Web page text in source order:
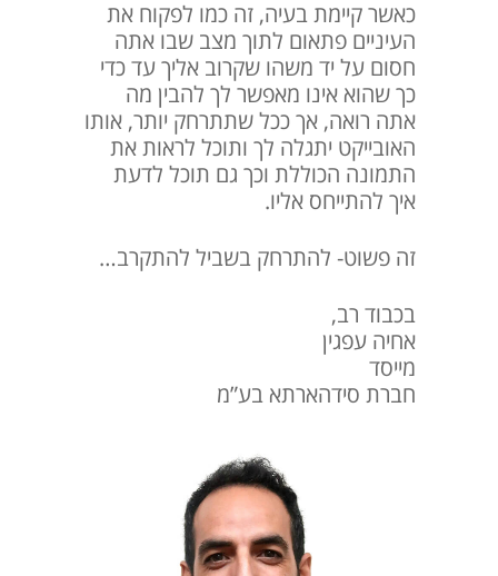
כאשר קיימת בעיה, זה כמו לפקוח את
העיניים פתאום לתוך מצב שבו אתה
חסום על יד משהו שקרוב אליך עד כדי
כך שהוא אינו מאפשר לך להבין מה
אתה רואה, אך ככל שתתרחק יותר, אותו
האובייקט יתגלה לך ותוכל לראות את
התמונה הכוללת וכך גם תוכל לדעת
איך להתייחס אליו.
זה פשוט- להתרחק בשביל להתקרב…
בכבוד רב,
אחיה עפגין
מייסד
חברת סידהארתא בע”מ